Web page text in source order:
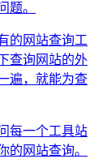
题。
的网站查询工
查询网站的外
遍，就能为查
每一个工具站
的网站查询。